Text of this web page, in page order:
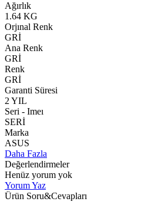
Ağırlık
1.64 KG
Orjınal Renk
GRİ
Ana Renk
GRİ
Renk
GRİ
Garanti Süresi
2 YIL
Seri - Imeı
SERİ
Marka
ASUS
Daha Fazla
Değerlendirmeler
Henüz yorum yok
Yorum Yaz
Ürün Soru&Cevapları